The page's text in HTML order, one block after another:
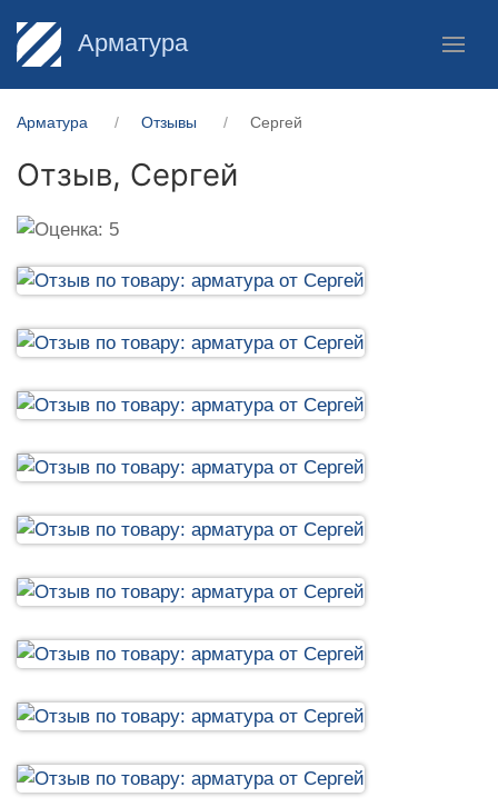
Арматура
Арматура Отзывы Сергей
Отзыв, Сергей